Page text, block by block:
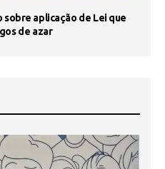
sobre aplicação de Lei que
de azar